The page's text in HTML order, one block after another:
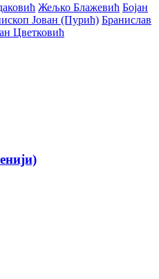
Жељко Блажевић Бојан
Јован (Пурић) Бранислав
Цветковић